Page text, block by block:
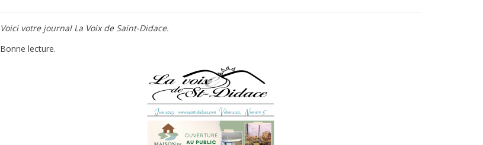
Voici votre journal La Voix de Saint-Didace.
Bonne lecture.